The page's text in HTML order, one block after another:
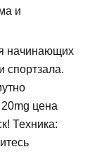
и
начинающих
спортзала.
цена
Техника: